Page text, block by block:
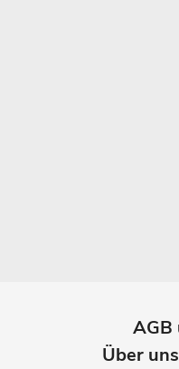
AGB
Über uns